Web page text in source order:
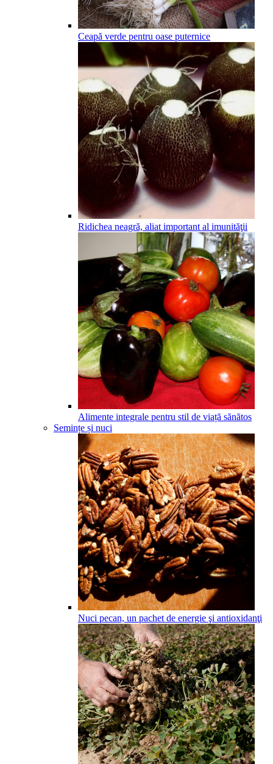
Ceapă verde pentru oase puternice
Ridichea neagră, aliat important al imunităţii
Alimente integrale pentru stil de viață sănătos
Semințe și nuci
Nuci pecan, un pachet de energie şi antioxidanţi